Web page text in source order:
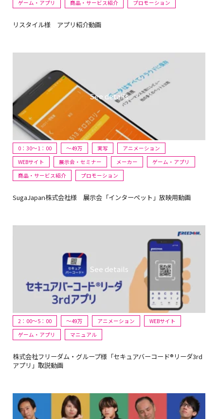
ゲーム・アプリ
商品・サービス紹介 プロモーション
リスタイル様 アプリ紹介動画
0：30～1：00 〜49万 実写
アニメーション
WEBサイト
展示会・セミナー メーカー
ゲーム・アプリ
商品・サービス紹介
プロモーション
SugaJapan株式会社様 展示会「インターペット」放映用動画
2：00～5：00 〜49万 アニメーション
WEBサイト
ゲーム・アプリ
マニュアル
株式会社フリーダム・グループ様「セキュアバーコード®リーダ3rd
アプリ」取説動画